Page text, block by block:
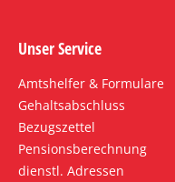
Unser Service
Amtshelfer & Formulare
Gehaltsabschluss
Bezugszettel
Pensionsberechnung
dienstl. Adressen